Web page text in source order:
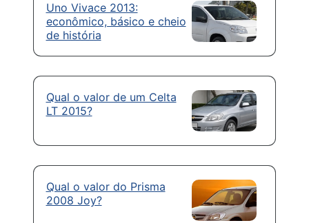
Uno Vivace 2013:
econômico, básico e cheio
de história
Qual o valor de um Celta
LT 2015?
Qual o valor do Prisma
2008 Joy?